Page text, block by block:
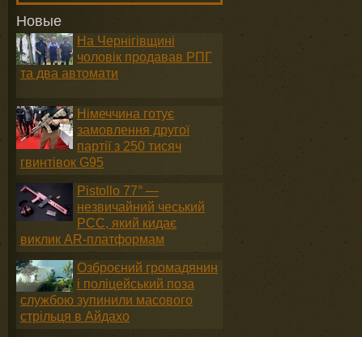
Новые
На Чернігівщині
чоловік продавав РПГ
та два автомати
Німеччина готує
замовлення другої
партії з 250 тисяч
гвинтівок G95
Pistollo 77° —
незвичайний чеський
PCC, який кидає
виклик AR-платформам
Озброєний громадянин
і поліцейський поза
службою зупинили масового
стрільця в Айдахо